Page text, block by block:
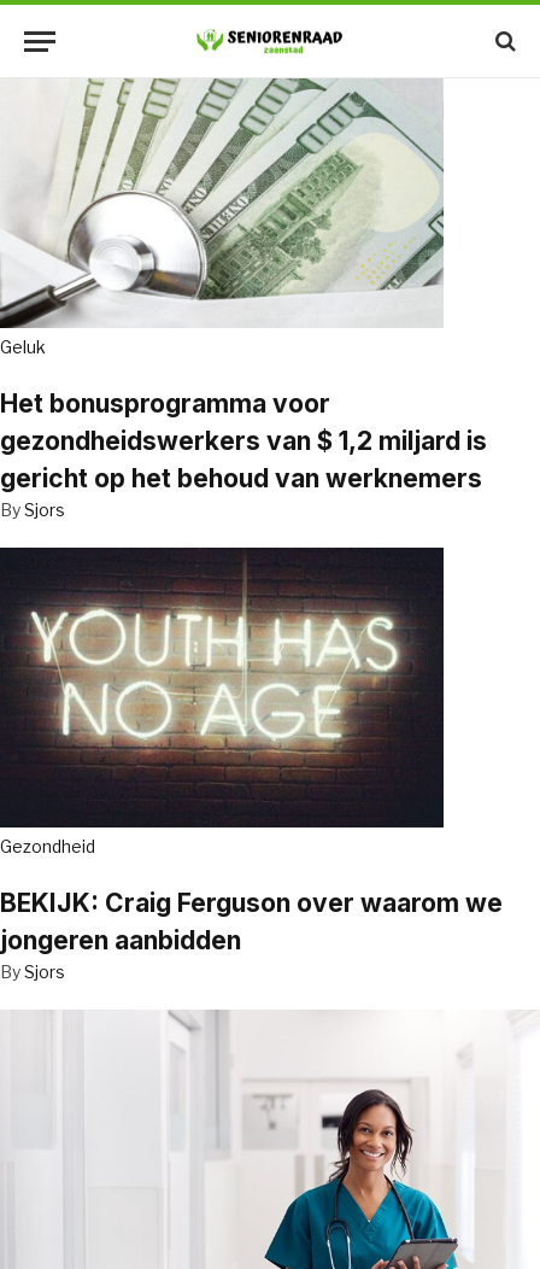
Geluk
Het bonusprogramma voor
gezondheidswerkers van $ 1,2 miljard is
gericht op het behoud van werknemers
BySjors
Gezondheid
BEKIJK: Craig Ferguson over waarom we
jongeren aanbidden
BySjors